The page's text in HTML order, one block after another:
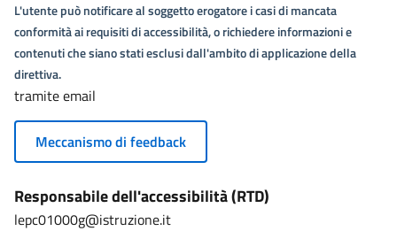
L'utente può notificare al soggetto erogatore i casi di mancata
conformità ai requisiti di accessibilità, o richiedere informazioni e
contenuti che siano stati esclusi dall'ambito di applicazione della
direttiva.
tramite email
Meccanismo di feedback
Responsabile dell'accessibilità (RTD)
lepc01000g@istruzione.it